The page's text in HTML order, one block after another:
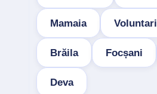
Mamaia Voluntari
Brăila Focșani
Deva